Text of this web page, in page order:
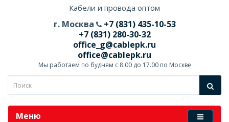
Кабели и провода оптом
г. Москва
+7 (831) 435-10-53
+7 (831) 280-30-32
office_g@cablepk.ru
office@cablepk.ru
Мы работаем по будням с 8.00 до 17.00 по Москве
Меню